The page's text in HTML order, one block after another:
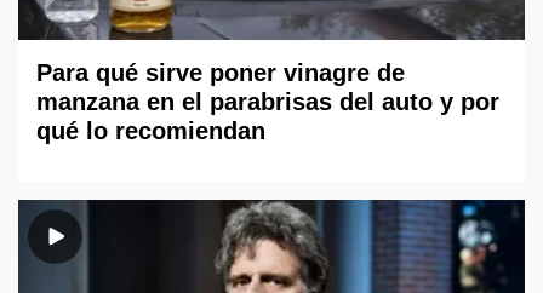
Para qué sirve poner vinagre de
manzana en el parabrisas del auto y por
qué lo recomiendan